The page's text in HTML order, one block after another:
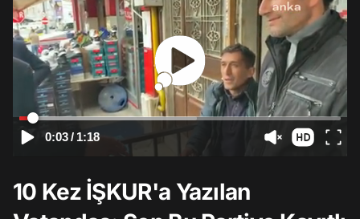
0:03/ 1:18
10 Kez İŞKUR'a Yazılan